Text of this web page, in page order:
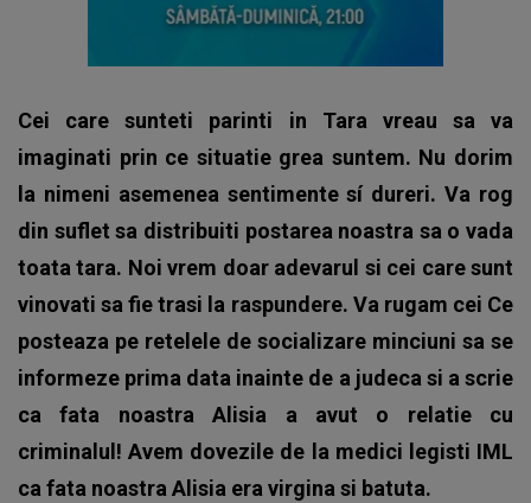
Cei care sunteti parinti in Tara vreau sa va
imaginati prin ce situatie grea suntem. Nu dorim
la nimeni asemenea sentimente sí dureri. Va rog
din suflet sa distribuiti postarea noastra sa o vada
toata tara. Noi vrem doar adevarul si cei care sunt
vinovati sa fie trasi la raspundere. Va rugam cei Ce
posteaza pe retelele de socializare minciuni sa se
informeze prima data inainte de a judeca si a scrie
ca fata noastra Alisia a avut o relatie cu
criminalul! Avem dovezile de la medici legisti IML
ca fata noastra Alisia era virgina si batuta.